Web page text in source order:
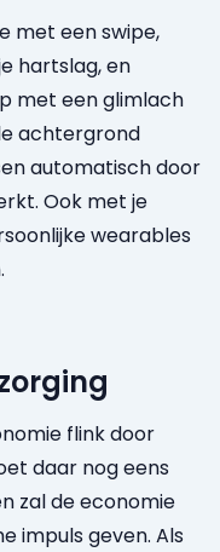
met een swipe,
hartslag, en
met een glimlach
achtergrond
automatisch door
Ook met je
wearables
flink door
daar nog eens
zal de economie
impuls geven. Als